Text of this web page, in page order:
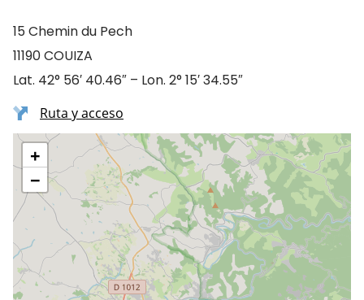
15 Chemin du Pech
11190 COUIZA
Lat. 42° 56′ 40.46″ – Lon. 2° 15′ 34.55″
Ruta y acceso
+
−